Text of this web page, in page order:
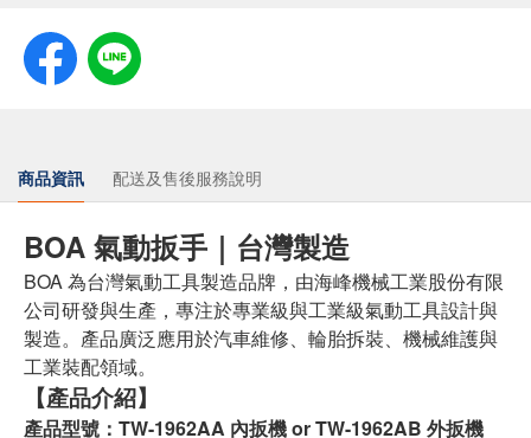
商品資訊 配送及售後服務說明
BOA 氣動扳手｜台灣製造
BOA 為台灣氣動工具製造品牌，由海峰機械工業股份有限
公司研發與生產，專注於專業級與工業級氣動工具設計與
製造。產品廣泛應用於汽車維修、輪胎拆裝、機械維護與
工業裝配領域。
【產品介紹】
產品型號：TW-1962AA 內扳機 or TW-1962AB 外扳機